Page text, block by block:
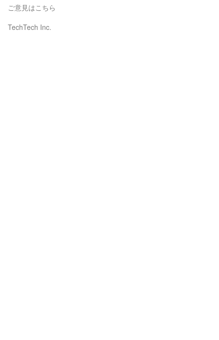
ご意見はこちら
TechTech Inc.